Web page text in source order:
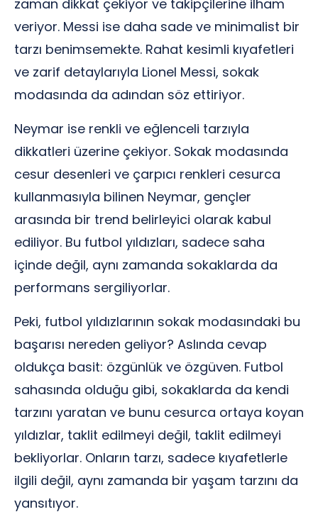
zaman dikkat çekiyor ve takipçilerine ilham
veriyor. Messi ise daha sade ve minimalist bir
tarzı benimsemekte. Rahat kesimli kıyafetleri
ve zarif detaylarıyla Lionel Messi, sokak
modasında da adından söz ettiriyor.
Neymar ise renkli ve eğlenceli tarzıyla
dikkatleri üzerine çekiyor. Sokak modasında
cesur desenleri ve çarpıcı renkleri cesurca
kullanmasıyla bilinen Neymar, gençler
arasında bir trend belirleyici olarak kabul
ediliyor. Bu futbol yıldızları, sadece saha
içinde değil, aynı zamanda sokaklarda da
performans sergiliyorlar.
Peki, futbol yıldızlarının sokak modasındaki bu
başarısı nereden geliyor? Aslında cevap
oldukça basit: özgünlük ve özgüven. Futbol
sahasında olduğu gibi, sokaklarda da kendi
tarzını yaratan ve bunu cesurca ortaya koyan
yıldızlar, taklit edilmeyi değil, taklit edilmeyi
bekliyorlar. Onların tarzı, sadece kıyafetlerle
ilgili değil, aynı zamanda bir yaşam tarzını da
yansıtıyor.